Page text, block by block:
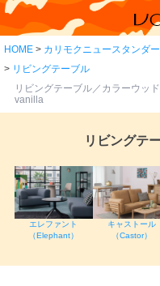
HOME
カリモクニュースタンダ
リビングテーブル
リビングテーブル／カラーウッ
vanilla
リビングテ
エレファント
（Elephant）
キャストール
（Castor）